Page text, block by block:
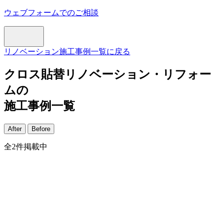
ウェブフォームでのご相談
リノベーション施工事例一覧に戻る
クロス貼替リノベーション・リフォー
ムの
施工事例一覧
After Before
全2件掲載中